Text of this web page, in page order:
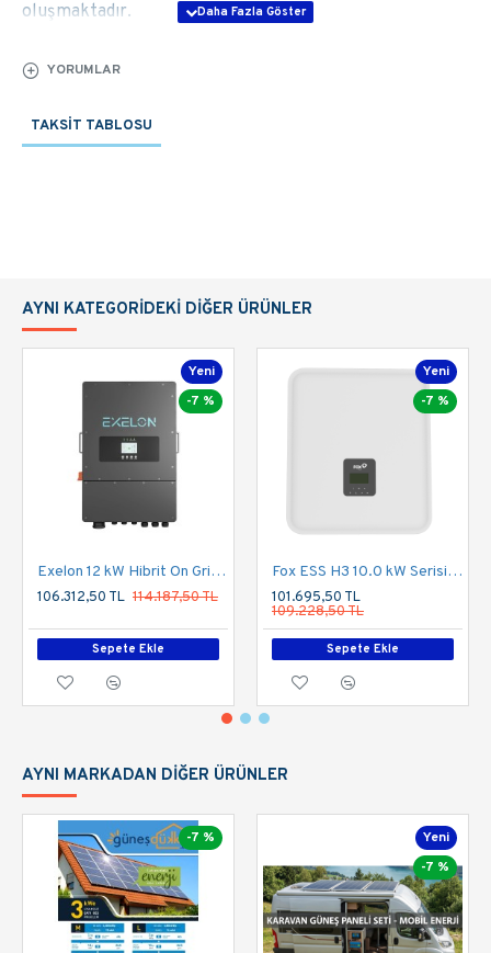
oluşmaktadır.
YORUMLAR
TAKSIT TABLOSU
AYNI KATEGORIDEKI DIĞER ÜRÜNLER
Yeni
-7 %
Exelon 12 kW Hibrit On Grid İnverter LV 48V Trifaze 380V
106.312,50 TL 114.187,50 TL
Sepete Ekle
Yeni
-7 %
Fox ESS H3 10.0 kW Serisi Üç Faz Hibrit İnverter
101.695,50 TL
109.228,50 TL
Sepete Ekle
AYNI MARKADAN DIĞER ÜRÜNLER
-7 %
Yeni
-7 %